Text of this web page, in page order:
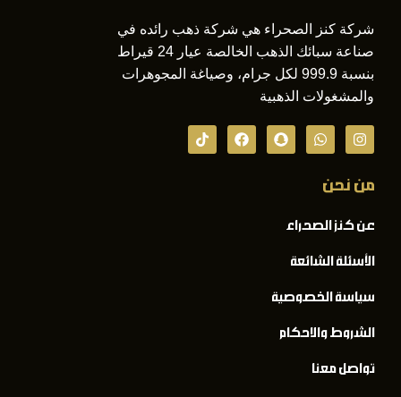
شركة كنز الصحراء هي شركة ذهب رائده في
صناعة سبائك الذهب الخالصة عيار 24 قيراط
بنسبة 999.9 لكل جرام، وصياغة المجوهرات
والمشغولات الذهبية
من نحن
عن كنز الصحراء
الأسئلة الشائعة
سياسة الخصوصية
الشروط والاحكام
تواصل معنا